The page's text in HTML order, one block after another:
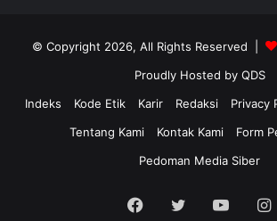
© Copyright 2026, All Rights Reserved |
Proudly Hosted by QDS
Indeks
Kode Etik Karir Redaksi Privacy
Tentang Kami
Kontak Kami
Form
Pedoman Media Siber
Facebook
Twitter